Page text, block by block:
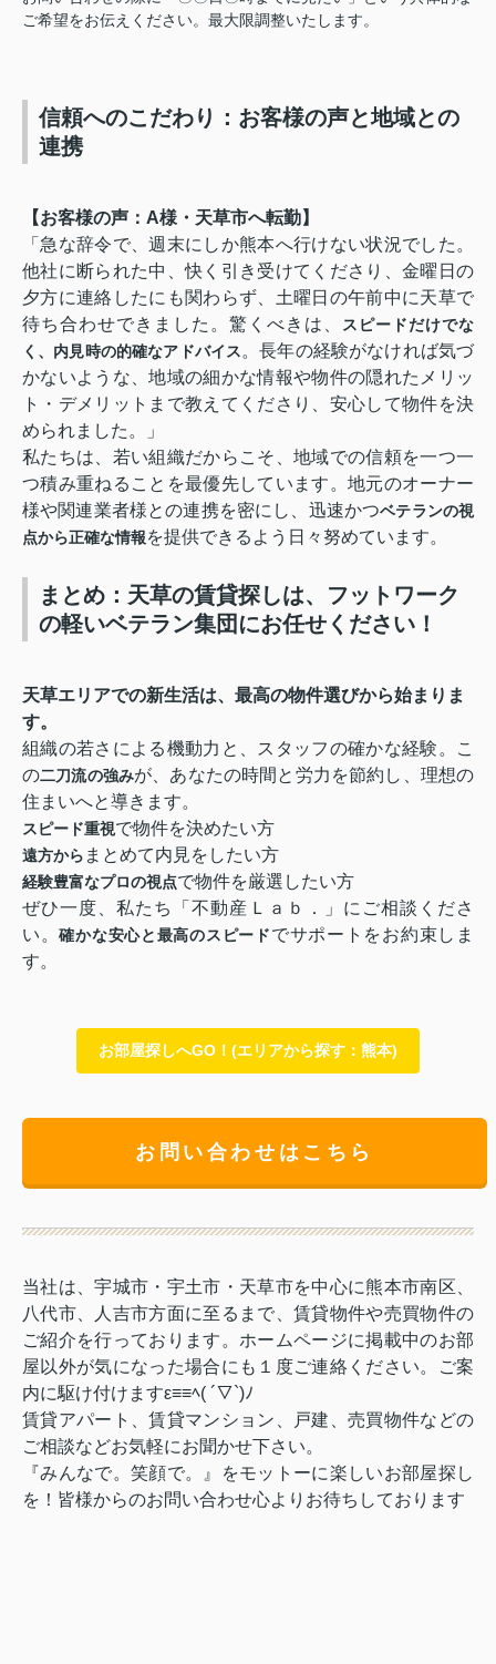
ご希望をお伝えください。最大限調整いたします。
信頼へのこだわり：お客様の声と地域との
連携
【お客様の声：A様・天草市へ転勤】
「急な辞令で、週末にしか熊本へ行けない状況でした。
他社に断られた中、快く引き受けてくださり、金曜日の
夕方に連絡したにも関わらず、土曜日の午前中に天草で
待ち合わせできました。驚くべきは、
スピードだけでな
く、内見時の的確なアドバイス。長年の経験がなければ気づ
かないような、地域の細かな情報や物件の隠れたメリッ
ト・デメリットまで教えてくださり、安心して物件を決
められました。」
私たちは、若い組織だからこそ、地域での信頼を一つ一
つ積み重ねることを最優先しています。地元のオーナー
様や関連業者様との連携を密にし、迅速かつベテランの視
点から正確な情報を提供できるよう日々努めています。
まとめ：天草の賃貸探しは、フットワーク
の軽いベテラン集団にお任せください！
天草エリアでの新生活は、最高の物件選びから始まりま
す。
組織の若さによる機動力と、スタッフの確かな経験。こ
の二刀流の強みが、あなたの時間と労力を節約し、理想の
住まいへと導きます。
スピード重視で物件を決めたい方
遠方から まとめて内見をしたい方
経験豊富なプロの視点で物件を厳選したい方
ぜひ一度、私たち「不動産Ｌａｂ．」にご相談くださ
い。確かな安心と最高のスピードでサポートをお約束しま
す。
お部屋探しへGO！(エリアから探す：熊本)
お問い合わせはこちら
当社は、宇城市・宇土市・天草市を中心に熊本市南区、
八代市、人吉市方面に至るまで、賃貸物件や売買物件の
ご紹介を行っております。ホームページに掲載中のお部
屋以外が気になった場合にも１度ご連絡ください。ご案
内に駆け付けますε≡≡ﾍ( ´▽`)ﾉ
賃貸アパート、賃貸マンション、戸建、売買物件などの
ご相談などお気軽にお聞かせ下さい。
『みんなで。笑顔で。』をモットーに楽しいお部屋探し
を！皆様からのお問い合わせ心よりお待ちしております